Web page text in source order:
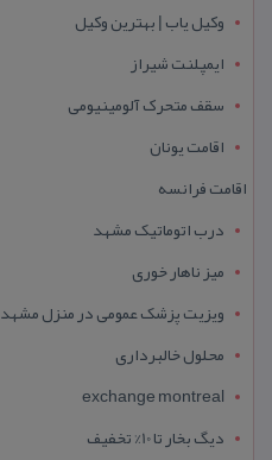
وکیل یاب | بهترین وکیل
ایمپلنت شیراز
سقف متحرک آلومینیومی
اقامت یونان
اقامت فرانسه
درب اتوماتیک مشهد
میز ناهار خوری
ویزیت پزشک عمومی در منزل مشهد
محلول خالبرداری
exchange montreal
دیگ بخار تا 10% تخفیف